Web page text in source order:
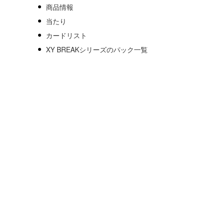
商品情報
当たり
カードリスト
XY BREAKシリーズのパック一覧